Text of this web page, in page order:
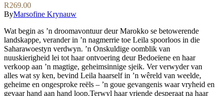
be
chosen
on
the
product
page
R269.00
ByMarsofine Krynauw
Wat begin as ’n droomavontuur deur Marokko se betowerende
landskappe, verander in ’n nagmerrie toe Leila spoorloos in die
Saharawoestyn verdwyn. ’n Onskuldige oomblik van
nuuskierigheid lei tot haar ontvoering deur Bedoeïene en haar
verkoop aan ’n magtige, geheimsinnige sjeik. Ver verwyder van
alles wat sy ken, bevind Leila haarself in ’n wêreld van weelde,
geheime en ongesproke reëls – ’n goue gevangenis waar vryheid en
gevaar hand aan hand loop.Terwyl haar vriende desperaat na haar